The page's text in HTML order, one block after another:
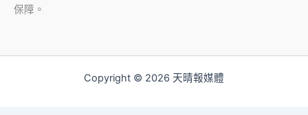
保障。
Copyright © 2026 天晴報媒體